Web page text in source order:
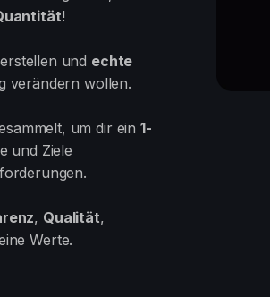
!
und echte
verändern wollen.
um dir ein 1-
und Ziele
, Qualität,
Werte.